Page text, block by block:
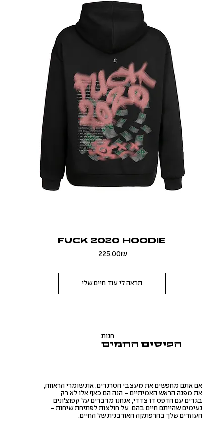
FUCK 2020 HOODIE
Price
‏225.00 ‏₪
תראה לי עוד חיים שלי
חנות
הפיסים החמים
אם אתם מחפשים את מעצבי הטרנדים, את שומרי הראווה,
את מפנה הראש האמיתיים - הנה הם כאן! אלו לא רק
בגדים עם הדפס דו צדדי, אנחנו מדברים על קפוצ'ונים
נעימים שהייתם חיים בהם, על חולצות לפתיחת שיחות -
העוזרים שלך בהרפתקה האורבנית של החיים.